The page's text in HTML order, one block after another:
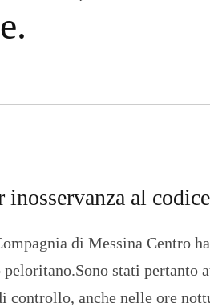
al
di Messina Centro
stati pertanto
controllo, anche nelle ore